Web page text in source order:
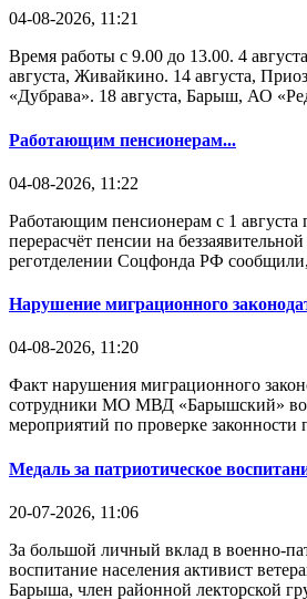
04-08-2026, 11:21
Время работы с 9.00 до 13.00. 4
августа, Живайкино. 14 августа,
«Дубрава». 18 августа, Барыш, АО
Работающим пенсионерам...
04-08-2026, 11:22
Работающим пенсионерам с 1 августа
перерасчёт пенсии на
реготделении Соцфонда РФ сообщили,
Нарушение миграционного
04-08-2026, 11:20
Факт нарушения миграционного
сотрудники МО МВД «Барышский» во
мероприятий по проверке законности
Медаль за патриотическое
20-07-2026, 11:06
За большой личный вклад в военно-
воспитание населения активист
Барыша, член районной лекторской